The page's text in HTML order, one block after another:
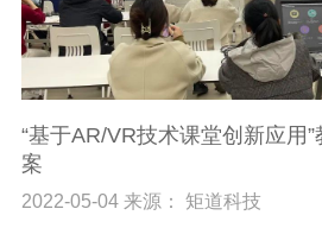
“基于AR/VR技术课堂创新应用
案
2022-05-04 来源： 矩道科技